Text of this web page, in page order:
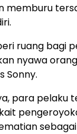
memburu
ruang bagi
nyawa
Sonny.
para pelaku